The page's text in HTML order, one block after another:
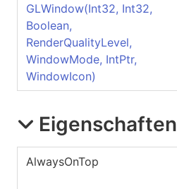
GLWindow(Int32, Int32,
Boolean,
RenderQualityLevel,
WindowMode, IntPtr,
WindowIcon)
Eigenschaften
AlwaysOnTop